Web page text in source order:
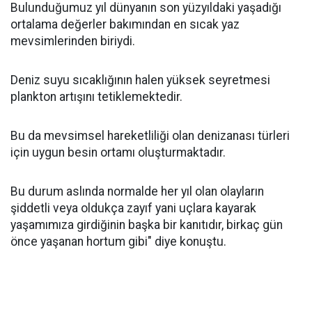
Bulunduğumuz yıl dünyanın son yüzyıldaki yaşadığı
ortalama değerler bakımından en sıcak yaz
mevsimlerinden biriydi.
Deniz suyu sıcaklığının halen yüksek seyretmesi
plankton artışını tetiklemektedir.
Bu da mevsimsel hareketliliği olan denizanası türleri
için uygun besin ortamı oluşturmaktadır.
Bu durum aslında normalde her yıl olan olayların
şiddetli veya oldukça zayıf yani uçlara kayarak
yaşamımıza girdiğinin başka bir kanıtıdır, birkaç gün
önce yaşanan hortum gibi" diye konuştu.